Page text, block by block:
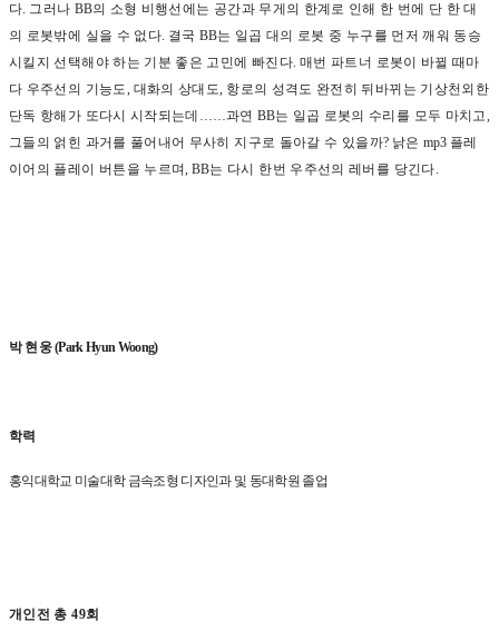
다. 그러나 BB의 소형 비행선에는 공간과 무게의 한계로 인해 한 번에 단 한 대
의 로봇밖에 실을 수 없다. 결국BB는 일곱 대의 로봇 중 누구를 먼저 깨워 동승
시킬지 선택해야 하는 기분 좋은 고민에 빠진다. 매번 파트너 로봇이 바뀔 때마
다 우주선의 기능도, 대화의 상대도, 항로의 성격도 완전히 뒤바뀌는 기상천외한
단독 항해가 또다시 시작되는데 ……과연 BB는 일곱 로봇의 수리를 모두 마치고,
그들의 얽힌 과거를 풀어내어 무사히 지구로 돌아갈 수 있을까? 낡은 mp3 플레
이어의 플레이 버튼을 누르며, BB는 다시 한번 우주선의 레버를 당긴다.
박 현 웅(Park Hyun Woong)
학력
홍익대학교 미술대학 금속조형 디자인과 및 동대학원 졸업
개인전 총49회